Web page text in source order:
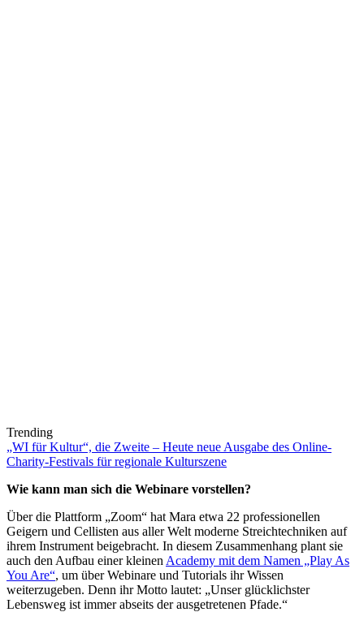
Trending
„WI für Kultur“, die Zweite – Heute neue Ausgabe des Online-
Charity-Festivals für regionale Kulturszene
Wie kann man sich die Webinare vorstellen?
Über die Plattform „Zoom“ hat Mara etwa 22 professionellen
Geigern und Cellisten aus aller Welt moderne Streichtechniken auf
ihrem Instrument beigebracht. In diesem Zusammenhang plant sie
auch den Aufbau einer kleinen Academy mit dem Namen „Play As
You Are“, um über Webinare und Tutorials ihr Wissen
weiterzugeben. Denn ihr Motto lautet: „Unser glücklichster
Lebensweg ist immer abseits der ausgetretenen Pfade.“